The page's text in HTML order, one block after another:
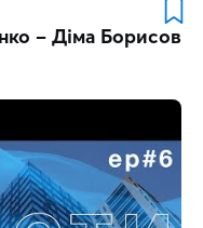
– Діма Борисов